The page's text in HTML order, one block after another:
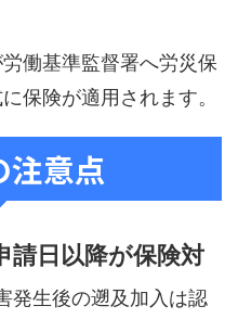
働基準監督署へ労災保
保険が適用されます。
注意点
請日以降が保険対
発生後の遡及加入は認